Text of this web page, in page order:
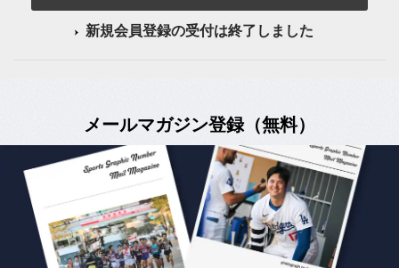
新規会員登録の受付は終了しました
メールマガジン登録（無料）